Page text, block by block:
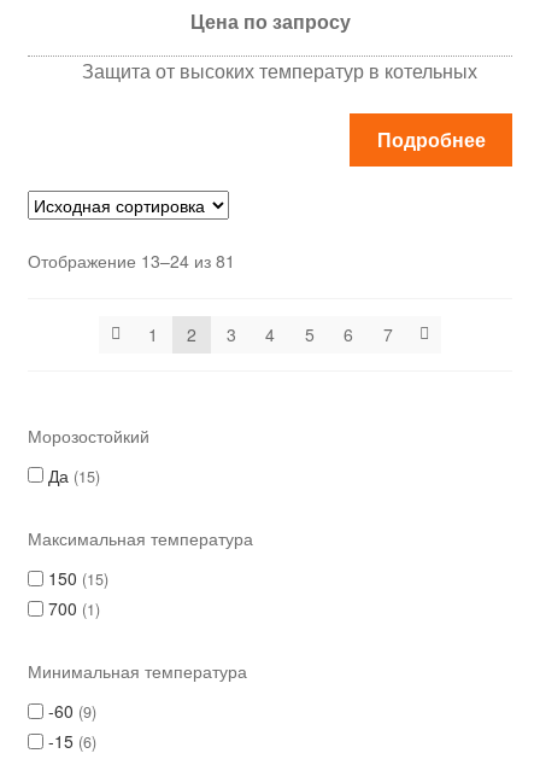
Цена по запросу
Защита от высоких температур в котельных
Подробнее
Отображение 13–24 из 81
1 2 3 4 5 6 7
Морозостойкий
Да 15
Максимальная температура
150 15
700 1
Минимальная температура
-60 9
-15 6